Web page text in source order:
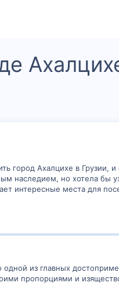
город Ахалцихе в Грузии,
наследием, но хотела бы
интересные места для
из главных
пропорциями и